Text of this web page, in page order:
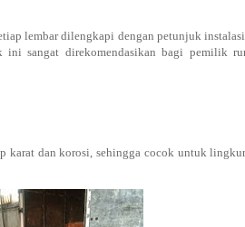
lembar dilengkapi dengan petunjuk
ini sangat direkomendasikan bagi pemilik
dan korosi, sehingga cocok untuk